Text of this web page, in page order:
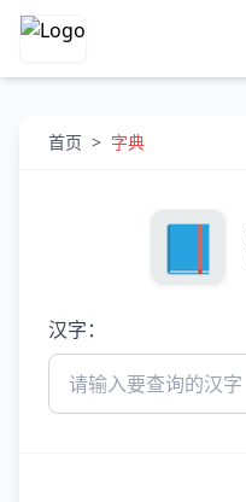
首页 > 字典
汉字：